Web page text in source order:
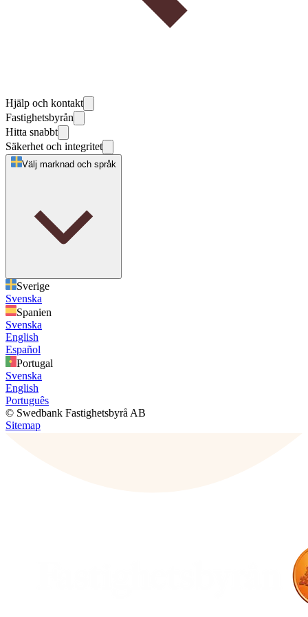
Hjälp och kontakt
Fastighetsbyrån
Hitta snabbt
Säkerhet och integritet
Välj marknad och språk
Sverige
Svenska
Spanien
Svenska
English
Español
Portugal
Svenska
English
Português
© Swedbank Fastighetsbyrå AB
Sitemap